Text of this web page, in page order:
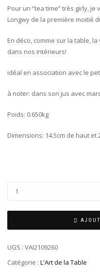
Pour un “tea time” très girly,
Longwy de la première moitié
En déco, comme sur la table,
dans nos intérieurs!
idéal en association avec le
à noter: dans son jus avec
Poids: 0.650kg
Dimensions: 14.5cm de haut et
UGS : VAI2109260
Catégorie : L'Art de la Table